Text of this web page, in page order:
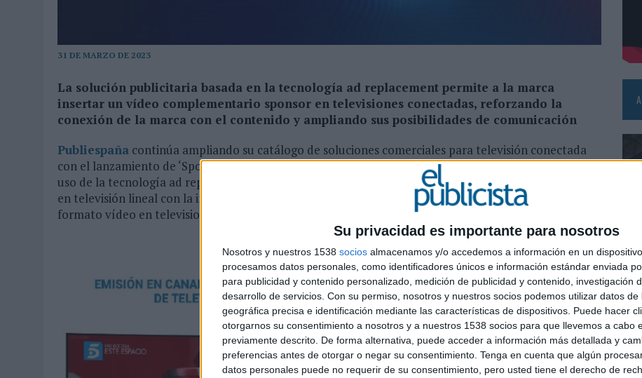
Su privacidad es importante para nosotros
Nosotros y nuestros 1538 socios almacenamos y/o accedemos a información en un
procesamos datos personales, como identificadores únicos e información estándar enviada
para publicidad y contenido personalizado, medición de publicidad y contenido, investigación
desarrollo de servicios. Con su permiso, nosotros y nuestros socios podemos utilizar datos de
geográfica precisa e identificación mediante las características de dispositivos. Puede hacer
otorgarnos su consentimiento a nosotros y a nuestros 1538 socios para que llevemos a cabo
previamente descrito. De forma alternativa, puede acceder a información más detallada y
preferencias antes de otorgar o negar su consentimiento. Tenga en cuenta que algún
datos personales puede no requerir de su consentimiento, pero usted tiene el derecho de
31 DE MARZO DE 2023
La solución publicitaria basada en la tecnología ad replacement permite a la marca
insertar un vídeo complementario sponsor en televisiones conectadas, reforzando la
conexión de la marca con el contenido y ampliando sus posibilidades de comunicación
Publiespaña continúa ampliando su catálogo de soluciones comerciales para televisión conectada
con el lanzamiento de ‘Sponsor ADR’, nuevo formato publicitario único en el mercado que gracias al
uso de la tecnología ad replacement permite complementar la careta de patrocinio del anunciante
en televisión lineal con la inserción, a través de la tecnología HbbTV, de una nueva creatividad con
formato vídeo en televisiones conectadas.
06/